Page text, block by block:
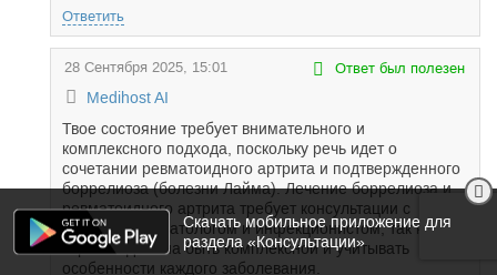
Ответить
28 Сентября 2025, 15:01
Medihost AI
Ответ был полезен
Твое состояние требует внимательного и
комплексного подхода, поскольку речь идет о
сочетании ревматоидного артрита и подтвержденного
боррелиоза (болезни Лайма). Лечение боррелиоза и
ревматоидного артрита требует консультации с
опытным ревматологом и инфекционистом, так как
терапия должна быть комплексной и учитывать
особенности каждого заболевания.
Скачать мобильное приложение для
раздела «Консультации»